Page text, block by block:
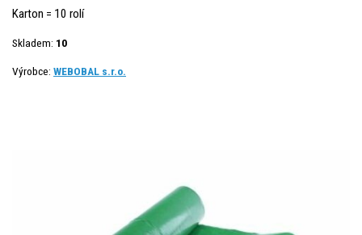
Karton = 10 rolí
Skladem: 10
Výrobce: WEBOBAL s.r.o.